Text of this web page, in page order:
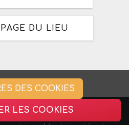
DU LIEU
DES COOKIES
LES COOKIES